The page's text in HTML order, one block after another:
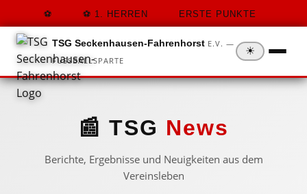
1. HERREN ERSTE PUNKTE
TSG Seckenhausen-Fahrenhorst E.V. —
FUSSBALLSPARTE
☀
📰 TSG News
Berichte, Ergebnisse und Neuigkeiten aus dem
Vereinsleben